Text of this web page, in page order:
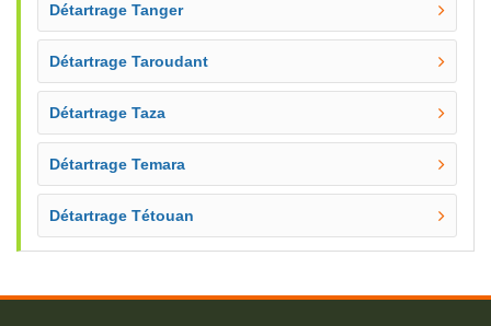
Détartrage Tanger
Détartrage Taroudant
Détartrage Taza
Détartrage Temara
Détartrage Tétouan